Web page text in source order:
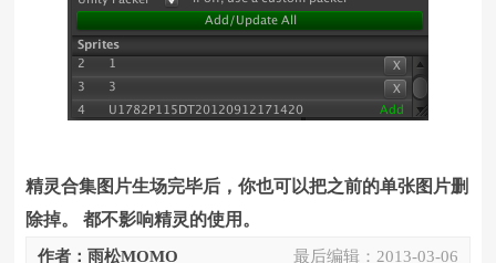
精灵合集图片生场完毕后，你也可以把之前的单张图片删
除掉。 都不影响精灵的使用。
最后编辑： 2013-03-06
作者：雨松MOMO